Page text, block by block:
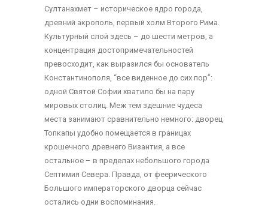
Султанахмет – историческое ядро города,
древний акрополь, первый холм Второго Рима.
Культурный слой здесь – до шести метров, а
концентрация достопримечательностей
превосходит, как выразился бы основатель
Константинополя, “все виденное до сих пор”:
одной Святой Софии хватило бы на пару
мировых столиц. Меж тем здешние чудеса
места занимают сравнительно немного: дворец
Топкапы удобно помещается в границах
крошечного древнего Византия, а все
остальное – в пределах небольшого города
Септимия Севера. Правда, от феерического
Большого императорского дворца сейчас
остались одни воспоминания.